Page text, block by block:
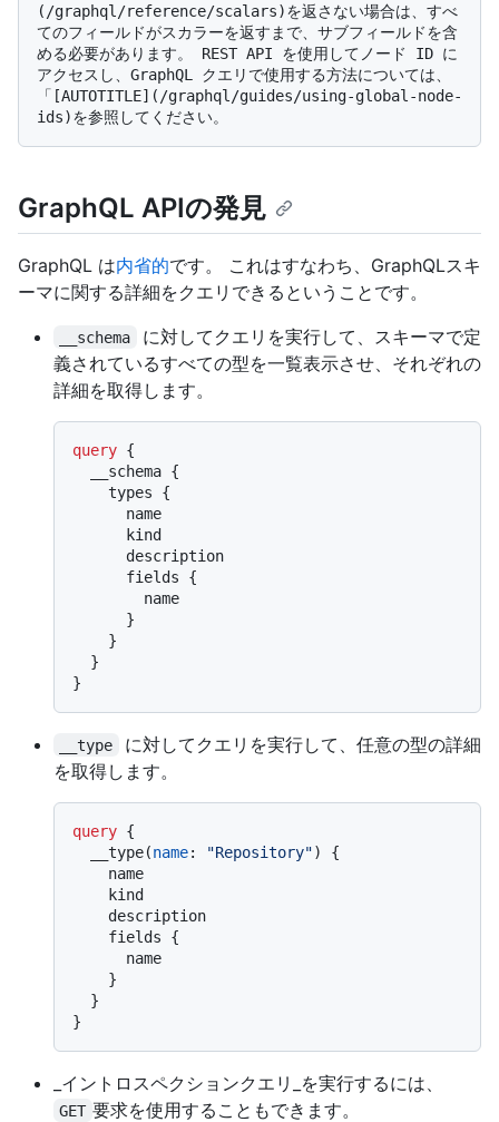
(/graphql/reference/scalars)を返さない場合は、すべ
てのフィールドがスカラーを返すまで、サブフィールドを含
める必要があります。 REST API を使用してノード ID に
アクセスし、GraphQL クエリで使用する方法については、
「[AUTOTITLE](/graphql/guides/using-global-node-
GraphQL APIの発見
GraphQL は内省的です。 これはすなわち、GraphQLスキ
ーマに関する詳細をクエリできるということです。
__schema
に対してクエリを実行して、スキーマで定
義されているすべての型を一覧表示させ、それぞれの
詳細を取得します。
query {
  __schema
{
    types
{
      fields
{
}
}
}
}
__type
に対してクエリを実行して、任意の型の詳細
を取得します。
query {
  __type
(name: "Repository")
{
    fields
{
}
}
}
_イントロスペクションクエリ_を実行するには、
GET 要求を使用することもできます。